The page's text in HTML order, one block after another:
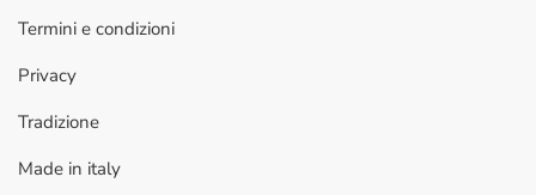
Termini e condizioni
Privacy
Tradizione
Made in italy